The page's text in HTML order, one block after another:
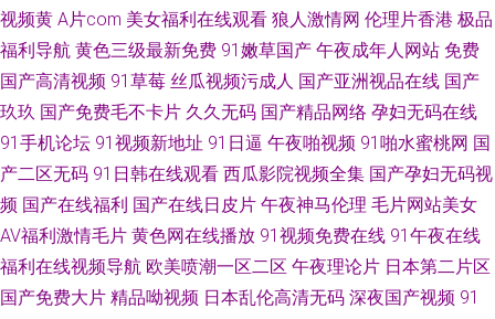
视频黄 A片com 美女福利在线观看 狼人激情网 伦理片香港 极品
福利导航 黄色三级最新免费 91嫩草国产 午夜成年人网站 免费
国产高清视频 91草莓 丝瓜视频污成人 国产亚洲视品在线 国产
玖玖 国产免费毛不卡片 久久无码 国产精品网络 孕妇无码在线
91手机论坛 91视频新地址 91日逼 午夜啪视频 91啪水蜜桃网 国
产二区无码 91日韩在线观看 西瓜影院视频全集 国产孕妇无码视
频 国产在线福利 国产在线日皮片 午夜神马伦理 毛片网站美女
AV福利激情毛片 黄色网在线播放 91视频免费在线 91午夜在线
福利在线视频导航 欧美喷潮一区二区 午夜理论片 日本第二片区
国产免费大片 精品呦视频 日本乱伦高清无码 深夜国产视频 91